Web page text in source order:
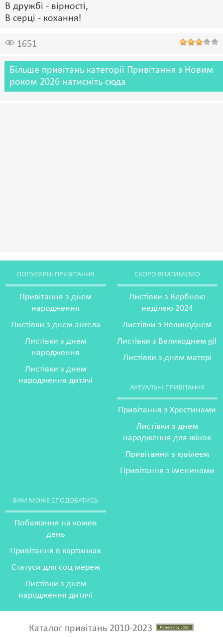
В дружбі - вірності,
В серці - кохання!
1651
Більше привітань категорії Привітання з Новим
роком 2026 натисніть сюда
ПОПУЛЯРНІ ПРИВІТАННЯ
Привітання з днем
народження
Листівки з днем ангела
Листівки з днем
народження
Листівки з днем
народження дитячі
СКОРО ВІТАТИМЕМО
Листівки з Вербною
неділею 2024
Листівки з Великоднем
Листівки з Великоднем gif
Листівки з днем матері
АКТУАЛЬНІ ПРИВІТАННЯ
Привітання з Хрестинами
Листівки з днем
народження для жінок
Привітання з ювілеєм
Привітання з іменинами
ВАМ МОЖЕ СПОДОБАТИСЬ
Побажання на кожен
день
Привітання в картинках
Статуси для соц мереж
Листівки з днем
народження дитячі
Каталог привітань 2010-2023